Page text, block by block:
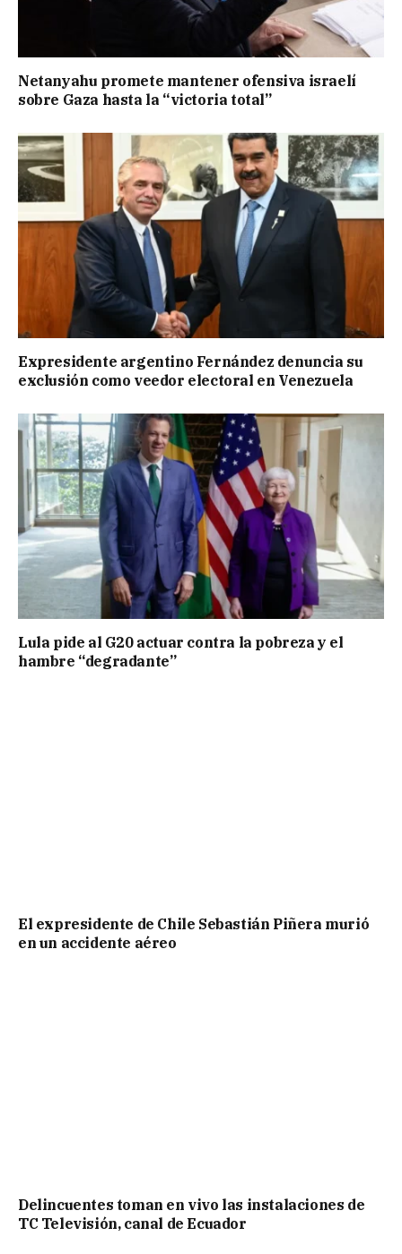
Netanyahu promete mantener ofensiva israelí
sobre Gaza hasta la “victoria total”
Expresidente argentino Fernández denuncia su
exclusión como veedor electoral en Venezuela
Lula pide al G20 actuar contra la pobreza y el
hambre “degradante”
El expresidente de Chile Sebastián Piñera murió
en un accidente aéreo
Delincuentes toman en vivo las instalaciones de
TC Televisión, canal de Ecuador